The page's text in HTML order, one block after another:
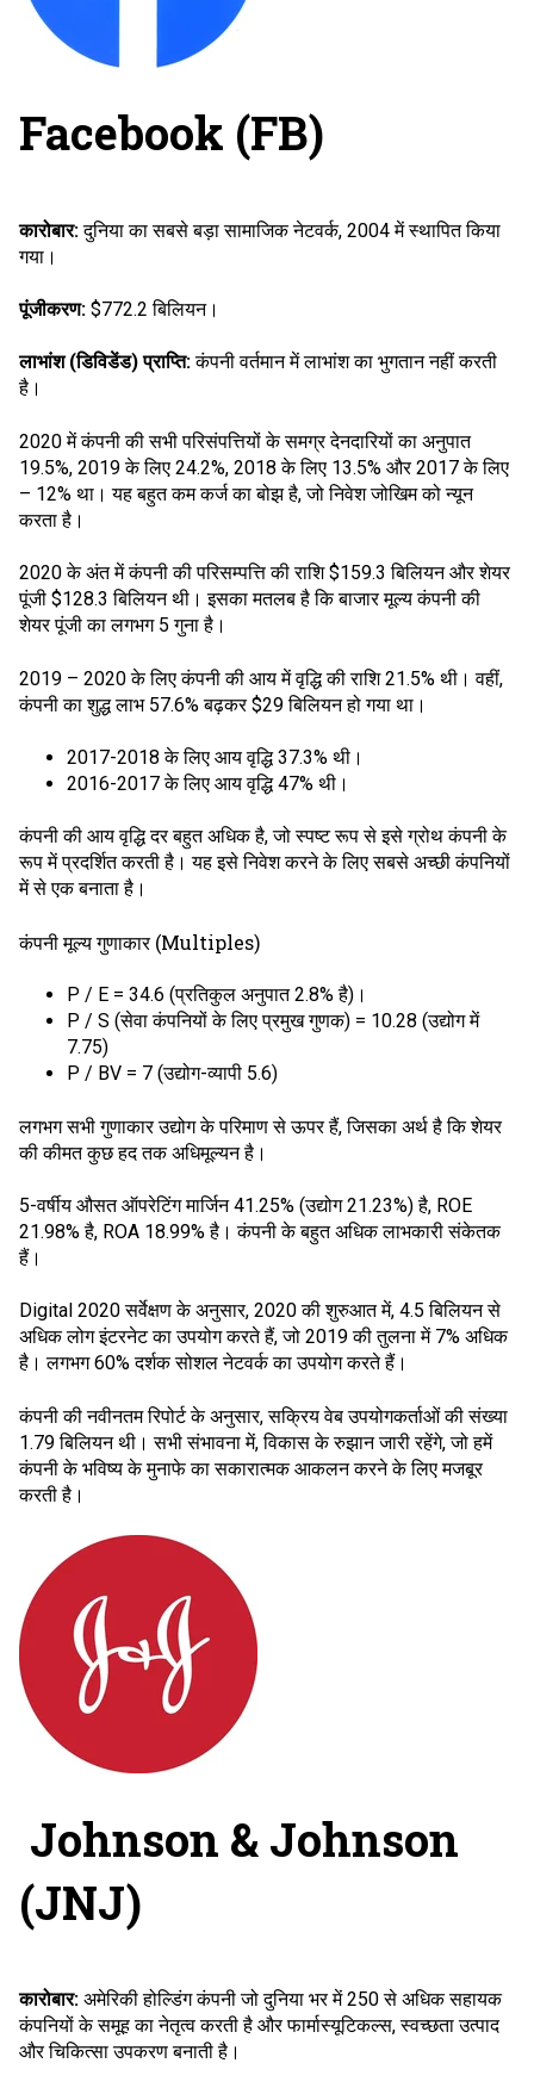
Facebook (FB)
कारोबार:दुनिया का सबसे बड़ा सामाजिक नेटवर्क, 2004 में स्थापित किया
गया।
पूंजीकरण: $772.2 बिलियन।
लाभांश (डिविडेंड) प्राप्ति:कंपनी वर्तमान में लाभांश का भुगतान नहीं करती
है।
2020 में कंपनी की सभी परिसंपत्तियों के समग्र देनदारियों का अनुपात
19.5%, 2019 के लिए 24.2%, 2018 के लिए 13.5% और 2017 के लिए
– 12% था। यह बहुत कम कर्ज का बोझ है, जो निवेश जोखिम को न्यून
करता है।
2020 के अंत में कंपनी की परिसम्पत्ति की राशि $159.3 बिलियन और शेयर
पूंजी $128.3 बिलियन थी। इसका मतलब है कि बाजार मूल्य कंपनी की
शेयर पूंजी का लगभग 5 गुना है।
2019 – 2020 के लिए कंपनी की आय में वृद्धि की राशि 21.5% थी। वहीं,
कंपनी का शुद्ध लाभ 57.6% बढ़कर $29 बिलियन हो गया था।
2017-2018 के लिए आय वृद्धि 37.3% थी।
2016-2017 के लिए आय वृद्धि 47% थी।
कंपनी की आय वृद्धि दर बहुत अधिक है, जो स्पष्ट रूप से इसे ग्रोथ कंपनी के
रूप में प्रदर्शित करती है। यह इसे निवेश करने के लिए सबसे अच्छी कंपनियों
में से एक बनाता है।
कंपनी मूल्य गुणाकार (Multiples)
P / E = 34.6 (प्रतिकुल अनुपात 2.8% है)।
P / S (सेवा कंपनियों के लिए प्रमुख गुणक) = 10.28 (उद्योग में
7.75)
P / BV = 7 (उद्योग-व्यापी 5.6)
लगभग सभी गुणाकार उद्योग के परिमाण से ऊपर हैं, जिसका अर्थ है कि शेयर
की कीमत कुछ हद तक अधिमूल्यन है।
5-वर्षीय औसत ऑपरेटिंग मार्जिन 41.25% (उद्योग 21.23%) है, ROE
21.98% है, ROA 18.99% है। कंपनी के बहुत अधिक लाभकारी संकेतक
हैं।
Digital 2020 सर्वेक्षण के अनुसार, 2020 की शुरुआत में, 4.5 बिलियन से
अधिक लोग इंटरनेट का उपयोग करते हैं, जो 2019 की तुलना में 7% अधिक
है। लगभग 60% दर्शक सोशल नेटवर्क का उपयोग करते हैं।
कंपनी की नवीनतम रिपोर्ट के अनुसार, सक्रिय वेब उपयोगकर्ताओं की संख्या
1.79 बिलियन थी। सभी संभावना में, विकास के रुझान जारी रहेंगे, जो हमें
कंपनी के भविष्य के मुनाफे का सकारात्मक आकलन करने के लिए मजबूर
करती है।
Johnson & Johnson
(JNJ)
कारोबार: अमेरिकी होल्डिंग कंपनी जो दुनिया भर में 250 से अधिक सहायक
कंपनियों के समूह का नेतृत्व करती है और फार्मास्यूटिकल्स, स्वच्छता उत्पाद
और चिकित्सा उपकरण बनाती है।